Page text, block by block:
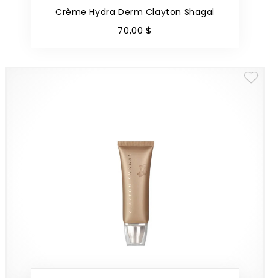
Crème Hydra Derm Clayton Shagal
70,00 $